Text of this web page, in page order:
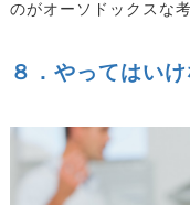
のがオーソドックスな
８．やってはい